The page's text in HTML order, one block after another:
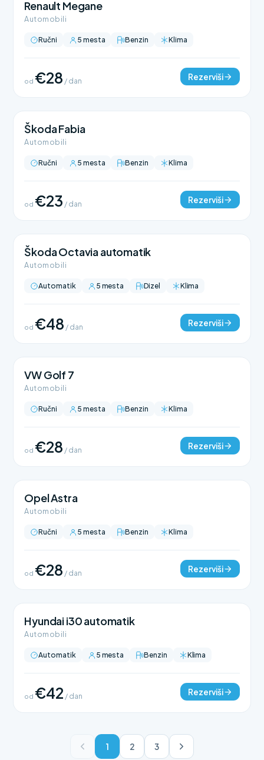
Renault Megane
Automobili
Ručni 5 mesta Benzin Klima
od €28 / dan Rezerviši
Škoda Fabia
Automobili
Ručni 5 mesta Benzin Klima
od €23 / dan Rezerviši
Škoda Octavia automatik
Automobili
Automatik 5 mesta Dizel Klima
od €48 / dan Rezerviši
VW Golf 7
Automobili
Ručni 5 mesta Benzin Klima
od €28 / dan Rezerviši
Opel Astra
Automobili
Ručni 5 mesta Benzin Klima
od €28 / dan Rezerviši
Hyundai i30 automatik
Automobili
Automatik 5 mesta Benzin Klima
od €42 / dan Rezerviši
1 2 3